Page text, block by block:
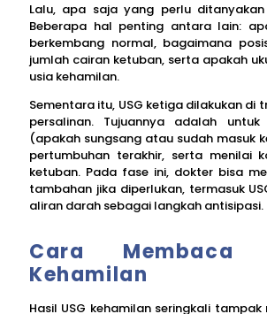
Lalu, apa saja yang perlu
Beberapa hal penting antara lain:
berkembang normal, bagaimana
jumlah cairan ketuban, serta apakah
usia kehamilan.
Sementara itu, USG ketiga dilakukan di
persalinan. Tujuannya adalah
(apakah sungsang atau sudah masuk
pertumbuhan terakhir, serta menilai
ketuban. Pada fase ini, dokter bisa
tambahan jika diperlukan, termasuk
aliran darah sebagai langkah antisipasi.
Cara Membaca
Kehamilan
Hasil USG kehamilan seringkali